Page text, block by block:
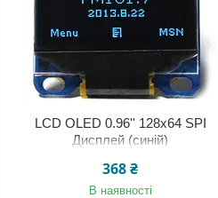
LCD OLED 0.96'' 128x64 SPI
Дисплей (синій)
368 ₴
В наявності